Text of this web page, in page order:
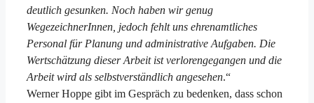
deutlich gesunken. Noch haben wir genug
WegezeichnerInnen, jedoch fehlt uns ehrenamtliches
Personal für Planung und administrative Aufgaben. Die
Wertschätzung dieser Arbeit ist verlorengegangen und die
Arbeit wird als selbstverständlich angesehen.“
Werner Hoppe gibt im Gespräch zu bedenken, dass schon